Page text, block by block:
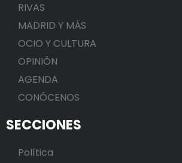
RIVAS
MADRID Y MÁS
OCIO Y CULTURA
OPINIÓN
AGENDA
CONÓCENOS
SECCIONES
Política